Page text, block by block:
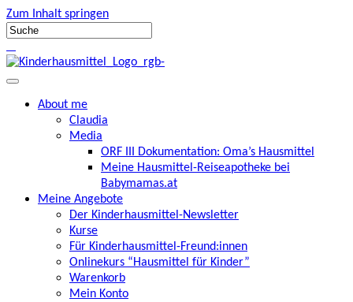
Zum Inhalt springen
About me
Claudia
Media
ORF III Dokumentation: Oma’s Hausmittel
Meine Hausmittel-Reiseapotheke bei
Babymamas.at
Meine Angebote
Der Kinderhausmittel-Newsletter
Kurse
Für Kinderhausmittel-Freund:innen
Onlinekurs “Hausmittel für Kinder”
Warenkorb
Mein Konto